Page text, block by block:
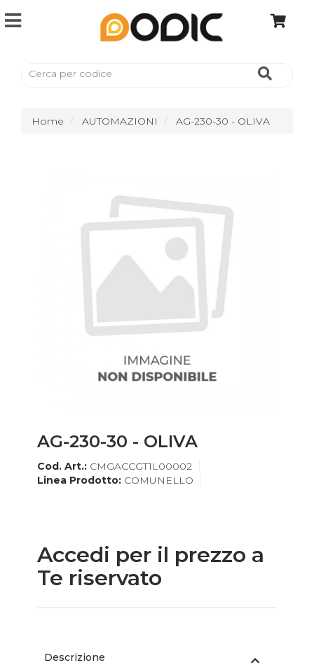
Home AUTOMAZIONI AG-230-30 - OLIVA
AG-230-30 - OLIVA
Cod. Art.: CMGACCGT1L00002
Linea Prodotto: COMUNELLO
Accedi per il prezzo a
Te riservato
Descrizione